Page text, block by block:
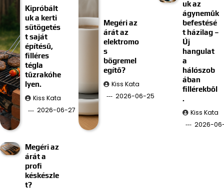
Kipróbált
uk a kerti
sütögetés
t saját
építésű,
filléres
tégla
tűzrakóhe
lyen.
Kiss Kata
2026-06-27
Megéri az
árát az
elektromo
s
bögremel
egítő?
Kiss Kata
2026-06-25
uk az
ágyneműk
befestésé
t házilag –
Új
hangulat
a
hálószob
ában
fillérekből
.
Kiss Kata
2026-
Megéri az
árát a
profi
késkészle
t?